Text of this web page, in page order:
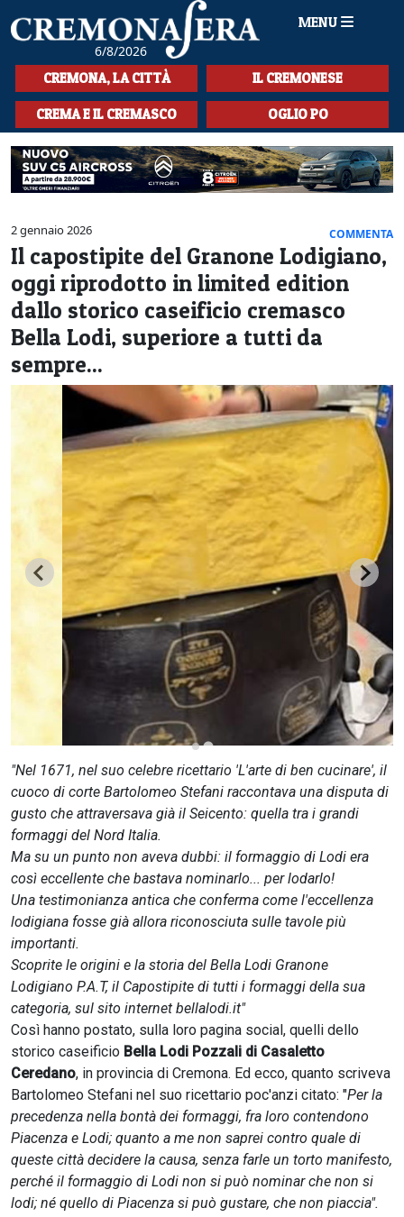
6/8/2026
MENU
HOME
CRONACA
SPORT
LA MUSICA
CULTURA
LA STORIA
SPETTACOLI
L'EDITORIALE
SEZIONI
CREMONA, LA CITTÀ IL CREMONESE
CREMA E IL CREMASCO OGLIO PO
2 gennaio 2026 COMMENTA
Il capostipite del Granone Lodigiano,
oggi riprodotto in limited edition
dallo storico caseificio cremasco
Bella Lodi, superiore a tutti da
sempre...
"Nel 1671, nel suo celebre ricettario 'L'arte di ben cucinare', il
cuoco di corte Bartolomeo Stefani raccontava una disputa di
gusto che attraversava già il Seicento: quella tra i grandi
formaggi del Nord Italia.
Ma su un punto non aveva dubbi: il formaggio di Lodi era
così eccellente che bastava nominarlo... per lodarlo!
Una testimonianza antica che conferma come l'eccellenza
lodigiana fosse già allora riconosciuta sulle tavole più
importanti.
Scoprite le origini e la storia del Bella Lodi Granone
Lodigiano P.A.T, il Capostipite di tutti i formaggi della sua
categoria, sul sito internet bellalodi.it"
Così hanno postato, sulla loro pagina social, quelli dello
storico caseificio Bella Lodi Pozzali di Casaletto
Ceredano, in provincia di Cremona. Ed ecco, quanto scriveva
Bartolomeo Stefani nel suo ricettario poc'anzi citato: "Per la
precedenza nella bontà dei formaggi, fra loro contendono
Piacenza e Lodi; quanto a me non saprei contro quale di
queste città decidere la causa, senza farle un torto manifesto,
perché il formaggio di Lodi non si può nominar che non si
lodi; né quello di Piacenza si può gustare, che non piaccia".